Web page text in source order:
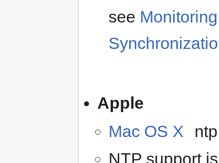
see
Apple
Mac OS X
NTP support